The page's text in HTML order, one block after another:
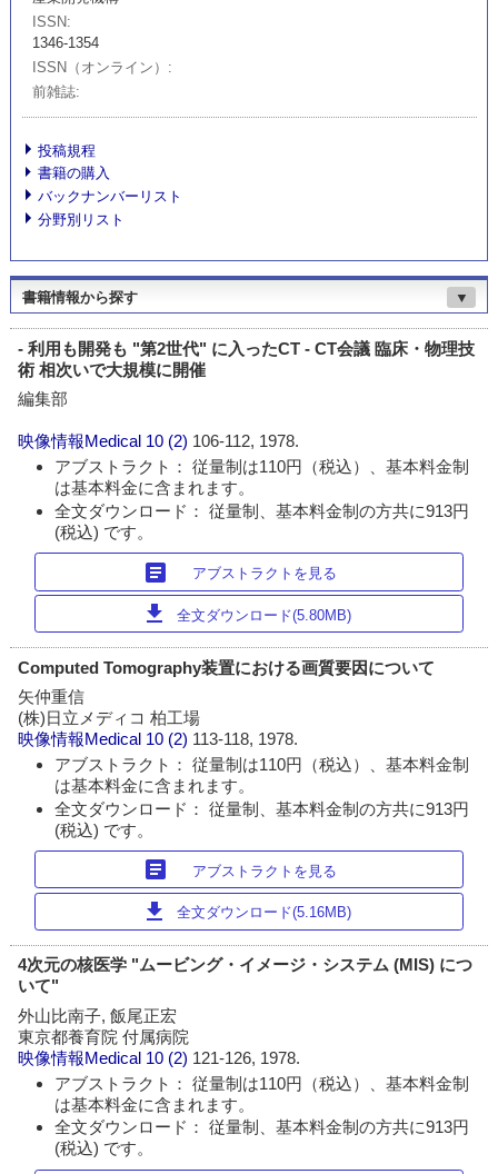
ISSN
1346-1354
ISSN（オンライン）
前雑誌
投稿規程
書籍の購入
バックナンバーリスト
分野別リスト
書籍情報から探す ▼
- 利用も開発も "第2世代" に入ったCT - CT会議 臨床・物理技
術 相次いで大規模に開催
編集部
映像情報Medical 10 (2) 106-112, 1978.
アブストラクト： 従量制は110円（税込）、基本料金制
は基本料金に含まれます。
全文ダウンロード： 従量制、基本料金制の方共に913円
(税込) です。
article アブストラクトを見る
download 全文ダウンロード(5.80MB)
Computed Tomography装置における画質要因について
矢仲重信
(株)日立メディコ 柏工場
映像情報Medical 10 (2) 113-118, 1978.
アブストラクト： 従量制は110円（税込）、基本料金制
は基本料金に含まれます。
全文ダウンロード： 従量制、基本料金制の方共に913円
(税込) です。
article アブストラクトを見る
download 全文ダウンロード(5.16MB)
4次元の核医学 "ムービング・イメージ・システム (MIS) につ
いて"
外山比南子, 飯尾正宏
東京都養育院 付属病院
映像情報Medical 10 (2) 121-126, 1978.
アブストラクト： 従量制は110円（税込）、基本料金制
は基本料金に含まれます。
全文ダウンロード： 従量制、基本料金制の方共に913円
(税込) です。